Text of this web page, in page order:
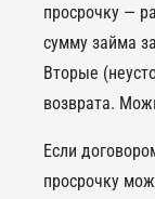
просрочку —
сумму займа
Вторые
возврата.
Если
просрочку